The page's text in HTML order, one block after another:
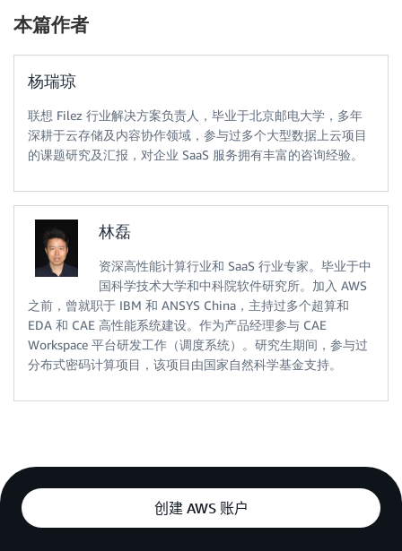
本篇作者
杨瑞琼
联想 Filez 行业解决方案负责人，毕业于北京邮电大学，多年
深耕于云存储及内容协作领域，参与过多个大型数据上云项目
的课题研究及汇报，对企业 SaaS 服务拥有丰富的咨询经验。
林磊
资深高性能计算行业和 SaaS 行业专家。毕业于中
国科学技术大学和中科院软件研究所。加入 AWS
之前，曾就职于 IBM 和 ANSYS China，主持过多个超算和
EDA 和 CAE 高性能系统建设。作为产品经理参与 CAE
Workspace 平台研发工作（调度系统）。研究生期间，参与过
分布式密码计算项目，该项目由国家自然科学基金支持。
创建 AWS 账户